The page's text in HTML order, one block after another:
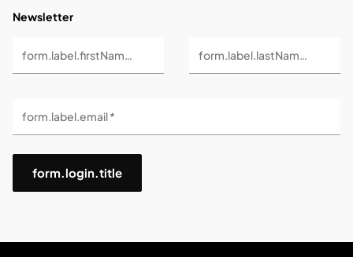
Newsletter
form.label.firstName * form.label.lastName *
form.label.email *
form.login.title